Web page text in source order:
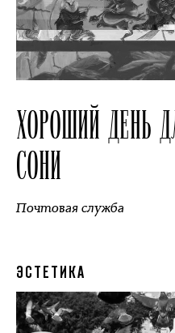
ХОРОШИЙ ДЕНЬ
СОНИ
Почтовая служба
ЭСТЕТИКА